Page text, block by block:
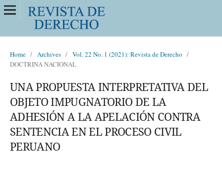
Home / Archives / Vol. 22 No. 1 (2021): Revista de Derecho /
DOCTRINA NACIONAL
UNA PROPUESTA INTERPRETATIVA DEL
OBJETO IMPUGNATORIO DE LA
ADHESIÓN A LA APELACIÓN CONTRA
SENTENCIA EN EL PROCESO CIVIL
PERUANO